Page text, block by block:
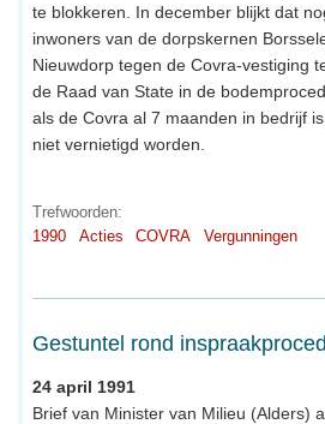
te blokkeren. In december blijkt dat
inwoners van de dorpskernen
Nieuwdorp tegen de Covra-vestiging
de Raad van State in de
als de Covra al 7 maanden in bedrijf
niet vernietigd worden.
Trefwoorden:
1990
Acties COVRA Vergunningen
Gestuntel rond
24 april 1991
Brief van Minister van Milieu (Alders)